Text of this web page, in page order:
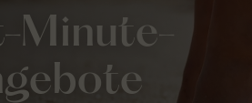
Minute-